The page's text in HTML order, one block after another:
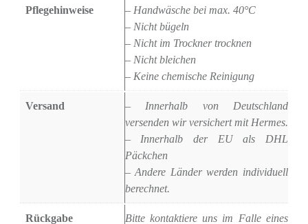
Pflegehinweise
– Handwäsche bei max. 40°C
– Nicht bügeln
– Nicht im Trockner trocknen
– Nicht bleichen
– Keine chemische Reinigung
Versand
– Innerhalb von Deutschland
versenden wir versichert mit Hermes.
– Innerhalb der EU als DHL
Päckchen
– Andere Länder werden individuell
berechnet.
Rückgabe Bitte kontaktiere uns im Falle eines